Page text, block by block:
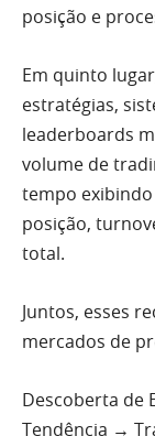
posição e
Em quinto
estratégias,
leaderboards
volume de
tempo
posição,
total.
Juntos, esses
mercados de
Descoberta de
Tendência →